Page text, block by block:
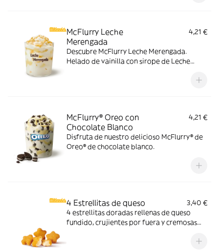
McFlurry Leche
Merengada
4,21 €
Descubre McFlurry Leche Merengada.
Helado de vainilla con sirope de Leche
ahora y no te quedes sin tus mitiquísimos
McFlurry® Oreo con
Chocolate Blanco
4,21 €
Disfruta de nuestro delicioso McFlurry® de
Oreo® de chocolate blanco.
4 Estrellitas de queso
3,40 €
4 estrellitas doradas rellenas de queso
fundido, crujientes por fuera y cremosas